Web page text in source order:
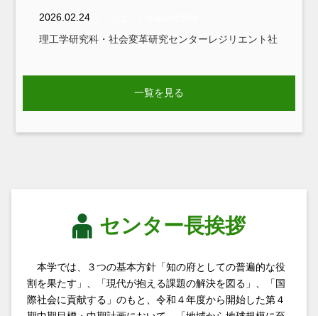
2026.02.24
理工学研究科・社会変革研究センターレジリエント社
災減災コミュニケーションWG主査・瀬山紀子氏が2
月17日（火）に講演しました
2026.02.12 レジリエント社会研究部門
【地域レジリエント社会研究コンソーシアム】地理情
報活用WG 第2回ミーティング「地方自治体の防災体
一覧を見る
センター長挨拶
本学では、３つの基本方針「知の府としての普遍的な役
割を果たす」、「現代が抱える課題の解決を図る」、「国
際社会に貢献する」のもと、令和４年度から開始した第４